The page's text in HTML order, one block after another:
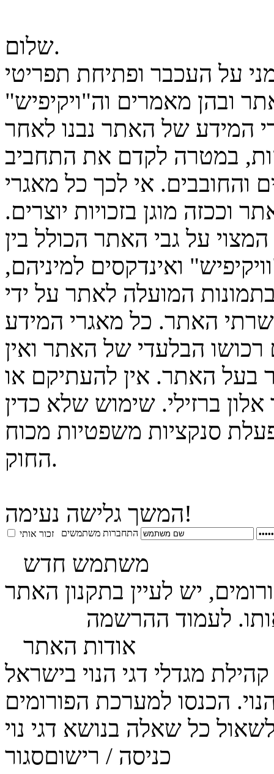
שלום.
על העכבר ופתיחת תפריטי
ובהן מאמרים וה"ויקיפיש"
המידע של האתר נבנו לאחר
במטרה לקדם את התחביב
והחובבים. אי לכך כל מאגרי
וככזה מוגן בזכויות יוצרים.
על גבי האתר הכולל בין
ואינדקסים למיניהם,
המועלה לאתר על ידי
שרתי האתר. כל מאגרי המידע
הבלעדי של האתר ואין
בעל האתר. אין להעתיקם או
ברזילי. שימוש שלא כדין
סנקציות משפטיות מכוח
החוק.
המשך גלישה נעימה!
התחברות משתמשים זכור אותי
משתמש חדש
יש לעיין בתקנון האתר
לעמוד ההרשמה
אודות האתר
הכנסו למערכת הפורומים
כניסה / רישוםסגור